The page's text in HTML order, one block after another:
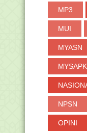
2018(264)
►2017(371)
MP3
MUI
MYASN
MYSAPK
NPSN
OPINI